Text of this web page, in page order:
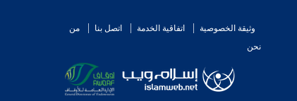
وثيقة الخصوصية اتفاقية الخدمة اتصل بنا
من
نحن